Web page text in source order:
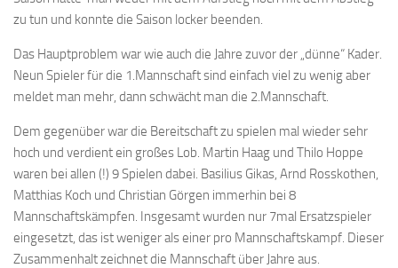
Termine
Verein
Anfahrt
Mitglieder
Mitglied werden
Satzung
zu tun und konnte die Saison locker beenden.
Das Hauptproblem war wie auch die Jahre zuvor der „dünne“ Kader.
Neun Spieler für die 1.Mannschaft sind einfach viel zu wenig aber
meldet man mehr, dann schwächt man die 2.Mannschaft.
Dem gegenüber war die Bereitschaft zu spielen mal wieder sehr
hoch und verdient ein großes Lob. Martin Haag und Thilo Hoppe
waren bei allen (!) 9 Spielen dabei. Basilius Gikas, Arnd Rosskothen,
Matthias Koch und Christian Görgen immerhin bei 8
Mannschaftskämpfen. Insgesamt wurden nur 7mal Ersatzspieler
eingesetzt, das ist weniger als einer pro Mannschaftskampf. Dieser
Zusammenhalt zeichnet die Mannschaft über Jahre aus.